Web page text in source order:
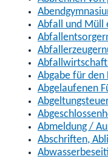
Abfall und Müll
Abgabe für
Abgelaufenen
Abmeldung /
Abschriften,